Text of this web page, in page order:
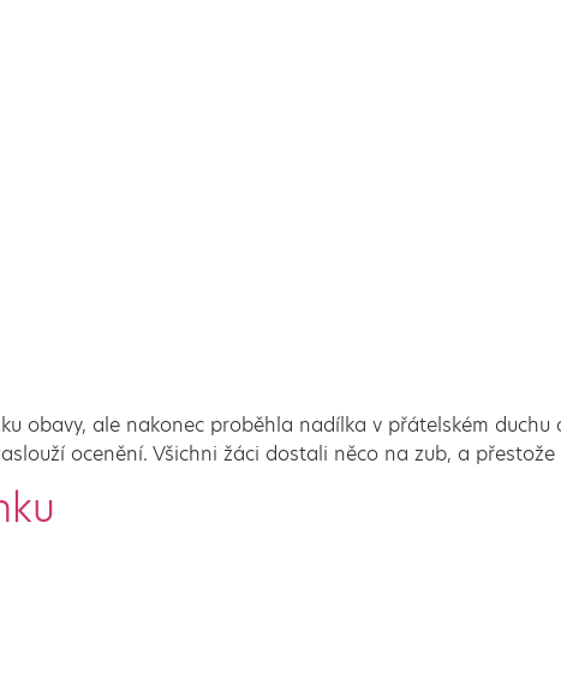
obavy, ale nakonec proběhla nadílka v přátelském
ocenění. Všichni žáci dostali něco na zub, a